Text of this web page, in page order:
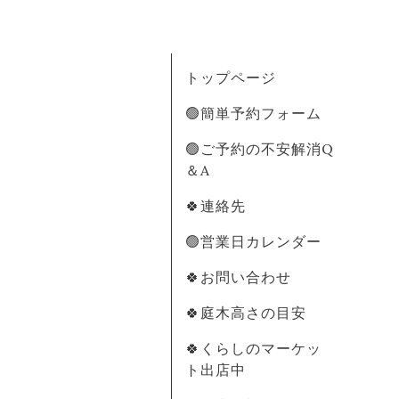
トップページ
🟢簡単予約フォーム
🟢ご予約の不安解消Q
＆A
🍀連絡先
🟢営業日カレンダー
🍀お問い合わせ
🍀庭木高さの目安
🍀くらしのマーケッ
ト出店中